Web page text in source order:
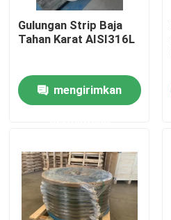
Kontrol kualitas
Hubungi kami
304 Strip Baja Tahan Karat
Strip Baja Tahan Karat 316L
Gulungan Strip Baja
Tahan Karat AISI316L
mengirimkan